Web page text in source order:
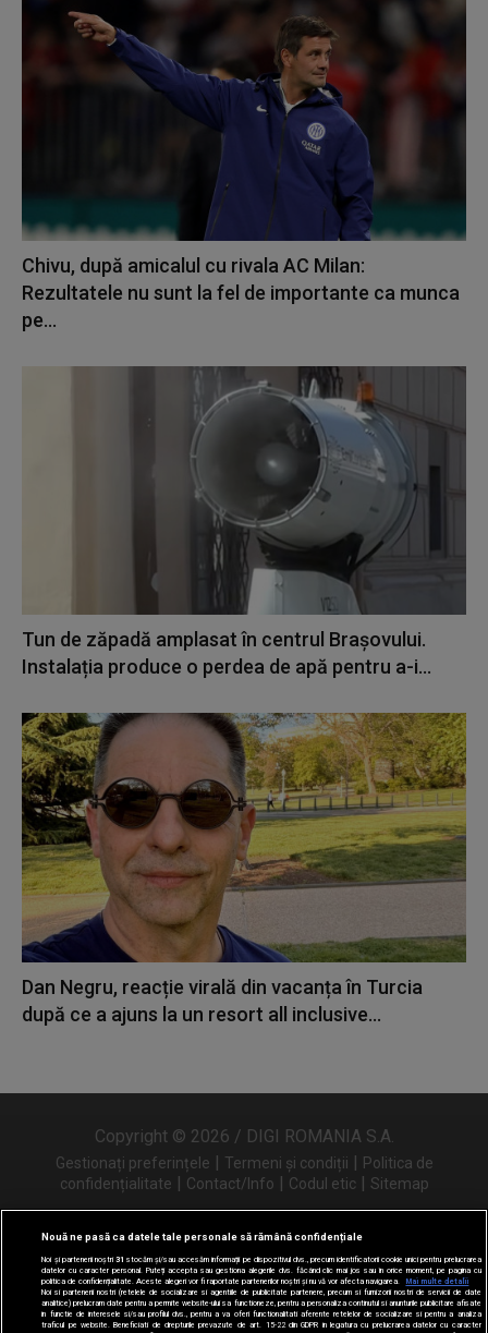
Chivu, după amicalul cu rivala AC Milan:
Rezultatele nu sunt la fel de importante ca munca
pe...
Tun de zăpadă amplasat în centrul Brașovului.
Instalația produce o perdea de apă pentru a-i...
Dan Negru, reacție virală din vacanța în Turcia
după ce a ajuns la un resort all inclusive...
Copyright © 2026 / DIGI ROMANIA S.A.
Gestionați preferințele | Termeni și condiții | Politica de
confidențialitate | Contact/Info | Codul etic | Sitemap
Urmărește-ne și pe
Nouă ne pasă ca datele tale personale să rămână confidențiale
Noi și partenerii noștri31 stocăm și/sau accesăm informații pe dispozitivul dvs., precum identificatorii cookie unici pentru prelucrarea
datelor cu caracter personal. Puteți accepta sau gestiona alegerile dvs. făcând clic mai jos sau în orice moment, pe pagina cu
politica de confidențialitate. Aceste alegeri vor fi raportate partenerilor noștri și nu vă vor afecta navigarea.
Mai multe detalii
Noi si partenerii nostri (retelele de socializare si agentiile de publicitate partenere, precum si furnizorii nostri de servicii de date
analitice) prelucram date pentru a permite website-ului sa functioneze, pentru a personaliza continutul si anunturile publicitare afisate
in functie de interesele si/sau profilul dvs., pentru a va oferi functionalitati aferente retelelor de socializare si pentru a analiza
traficul pe website. Beneficiati de drepturile prevazute de art. 15-22 din GDPR in legatura cu prelucrarea datelor cu caracter